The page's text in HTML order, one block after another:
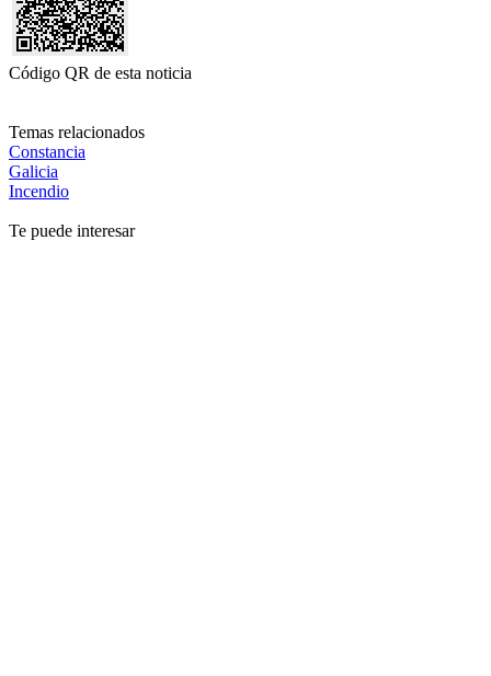
Código QR de esta noticia
Temas relacionados
Constancia
Galicia
Incendio
Te puede interesar